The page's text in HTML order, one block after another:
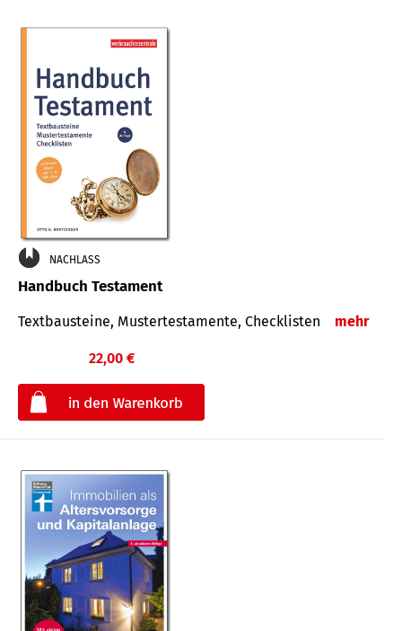
NACHLASS
Handbuch Testament
Textbausteine, Mustertestamente, Checklisten mehr
22,00 €